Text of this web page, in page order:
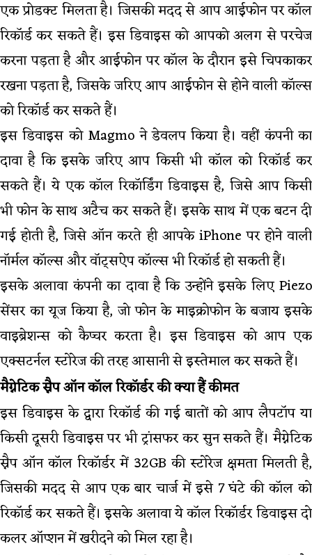
एक प्रोडक्ट मिलता है। जिसकी मदद से आप आईफोन पर कॉल
रिकॉर्ड कर सकते हैं। इस डिवाइस को आपको अलग से परचेज
करना पड़ता है और आईफोन पर कॉल के दौरान इसे चिपकाकर
रखना पड़ता है, जिसके जरिए आप आईफोन से होने वाली कॉल्स
को रिकॉर्ड कर सकते हैं।
इस डिवाइस को Magmo ने डेवलप किया है। वहीं कंपनी का
दावा है कि इसके जरिए आप किसी भी कॉल को रिकॉर्ड कर
सकते हैं। ये एक कॉल रिकॉर्डिंग डिवाइस है, जिसे आप किसी
भी फोन के साथ अटैच कर सकते हैं। इसके साथ में एक बटन दी
गई होती है, जिसे ऑन करते ही आपके iPhone पर होने वाली
नॉर्मल कॉल्स और वॉट्सऐप कॉल्स भी रिकॉर्ड हो सकती हैं।
इसके अलावा कंपनी का दावा है कि उन्होंने इसके लिए Piezo
सेंसर का यूज किया है, जो फोन के माइक्रोफोन के बजाय इसके
वाइब्रेशन्स को कैप्चर करता है। इस डिवाइस को आप एक
एक्सटर्नल स्टोरेज की तरह आसानी से इस्तेमाल कर सकते हैं।
मैग्नेटिक स्नैप ऑन कॉल रिकॉर्डर की क्या हैं कीमत
इस डिवाइस के द्वारा रिकॉर्ड की गई बातों को आप लैपटॉप या
किसी दूसरी डिवाइस पर भी ट्रांसफर कर सुन सकते हैं। मैग्नेटिक
स्नैप ऑन कॉल रिकॉर्डर में 32GB की स्टोरेज क्षमता मिलती है,
जिसकी मदद से आप एक बार चार्ज में इसे 7 घंटे की कॉल को
रिकॉर्ड कर सकते हैं। इसके अलावा ये कॉल रिकॉर्डर डिवाइस दो
कलर ऑप्शन में खरीदने को मिल रहा है।